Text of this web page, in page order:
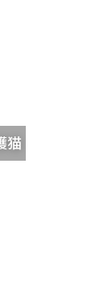
猫